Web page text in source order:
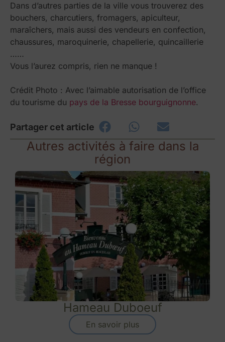
Dans d’autres parties de la ville vous trouverez des
bouchers, charcutiers, fromagers, apiculteur,
maraîchers, mais aussi des vendeurs en confection,
chaussures, maroquinerie, chapellerie, quincaillerie
……
Vous l’aurez compris, rien ne manque !
Crédit Photo : Avec l’aimable autorisation de l’office
du tourisme du pays de la Bresse bourguignonne.
Partager cet article
Autres activités à faire dans la
région
Hameau Duboeuf
En savoir plus